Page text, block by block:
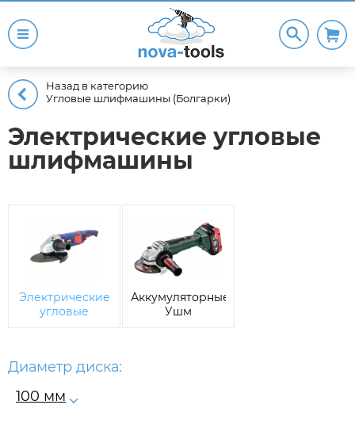
Назад в категорию
Угловые шлифмашины (Болгарки)
Электрические угловые
шлифмашины
Электрические
угловые
Аккумуляторные
Ушм
Диаметр диска:
100 мм